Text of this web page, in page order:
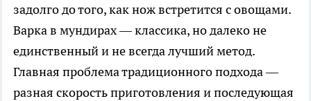
задолго до того, как нож встретится с овощами.
Варка в мундирах — классика, но далеко не
единственный и не всегда лучший метод.
Главная проблема традиционного подхода —
разная скорость приготовления и последующая